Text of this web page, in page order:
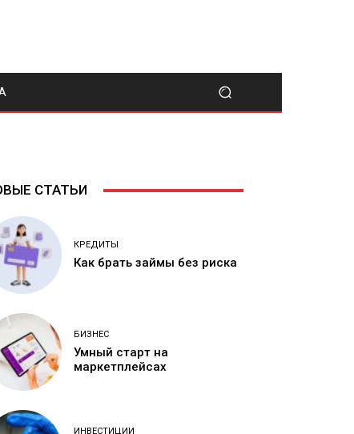
СТАТЬИ
КРЕДИТЫ
Как брать займы без риска
БИЗНЕС
Умный старт на
маркетплейсах
ИНВЕСТИЦИИ